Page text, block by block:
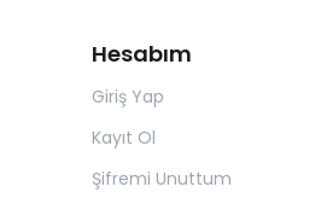
Hesabım
Giriş Yap
Kayıt Ol
Şifremi Unuttum